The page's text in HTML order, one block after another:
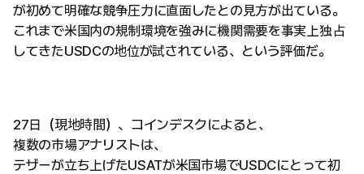
が初めて明確な競争圧力に直面したとの見方が出ている。
これまで米国内の規制環境を強みに機関需要を事実上独占
してきたUSDCの地位が試されている、という評価だ。
27日（現地時間）、コインデスクによると、
複数の市場アナリストは、
テザーが立ち上げたUSATが米国市場でUSDCにとって初